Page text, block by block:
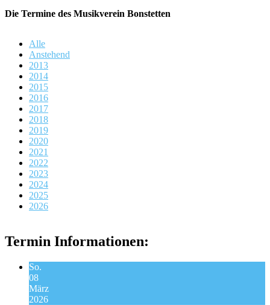
Die Termine des Musikverein Bonstetten
Alle
Anstehend
2013
2014
2015
2016
2017
2018
2019
2020
2021
2022
2023
2024
2025
2026
Termin Informationen:
So.
08
März
2026